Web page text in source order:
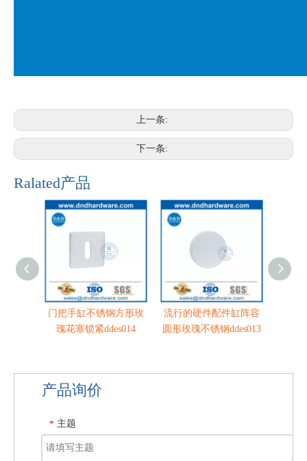
上一条:
下一条:
Ralated产品
门把手缸不锈钢方形玫
瑰花塞锁紧ddes014
流行的硬件配件缸阵容
圆形玫瑰不锈钢ddes013
产品询价
* 主题